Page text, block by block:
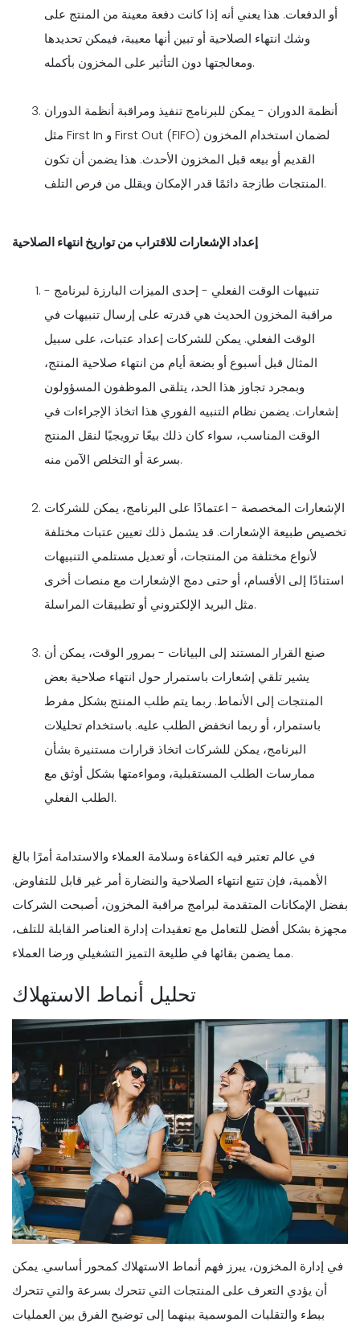
أو الدفعات. هذا يعني أنه إذا كانت دفعة معينة من المنتج على
وشك انتهاء الصلاحية أو تبين أنها معيبة، فيمكن تحديدها
ومعالجتها دون التأثير على المخزون بأكمله.
أنظمة الدوران - يمكن للبرنامج تنفيذ ومراقبة أنظمة الدوران
مثل First In و First Out (FIFO) لضمان استخدام المخزون
القديم أو بيعه قبل المخزون الأحدث. هذا يضمن أن تكون
المنتجات طازجة دائمًا قدر الإمكان ويقلل من فرص التلف.
إعداد الإشعارات للاقتراب من تواريخ انتهاء الصلاحية
- تنبيهات الوقت الفعلي - إحدى الميزات البارزة لبرنامج
مراقبة المخزون الحديث هي قدرته على إرسال تنبيهات في
الوقت الفعلي. يمكن للشركات إعداد عتبات، على سبيل
المثال قبل أسبوع أو بضعة أيام من انتهاء صلاحية المنتج،
وبمجرد تجاوز هذا الحد، يتلقى الموظفون المسؤولون
إشعارات. يضمن نظام التنبيه الفوري هذا اتخاذ الإجراءات في
الوقت المناسب، سواء كان ذلك بيعًا ترويجيًا لنقل المنتج
بسرعة أو التخلص الآمن منه.
الإشعارات المخصصة - اعتمادًا على البرنامج، يمكن للشركات
تخصيص طبيعة الإشعارات. قد يشمل ذلك تعيين عتبات مختلفة
لأنواع مختلفة من المنتجات، أو تعديل مستلمي التنبيهات
استنادًا إلى الأقسام، أو حتى دمج الإشعارات مع منصات أخرى
مثل البريد الإلكتروني أو تطبيقات المراسلة.
صنع القرار المستند إلى البيانات - بمرور الوقت، يمكن أن
يشير تلقي إشعارات باستمرار حول انتهاء صلاحية بعض
المنتجات إلى الأنماط. ربما يتم طلب المنتج بشكل مفرط
باستمرار، أو ربما انخفض الطلب عليه. باستخدام تحليلات
البرنامج، يمكن للشركات اتخاذ قرارات مستنيرة بشأن
ممارسات الطلب المستقبلية، ومواءمتها بشكل أوثق مع
الطلب الفعلي.
في عالم تعتبر فيه الكفاءة وسلامة العملاء والاستدامة أمرًا بالغ
الأهمية، فإن تتبع انتهاء الصلاحية والنضارة أمر غير قابل للتفاوض.
بفضل الإمكانات المتقدمة لبرامج مراقبة المخزون، أصبحت الشركات
مجهزة بشكل أفضل للتعامل مع تعقيدات إدارة العناصر القابلة للتلف،
مما يضمن بقائها في طليعة التميز التشغيلي ورضا العملاء.
تحليل أنماط الاستهلاك
في إدارة المخزون، يبرز فهم أنماط الاستهلاك كمحور أساسي. يمكن
أن يؤدي التعرف على المنتجات التي تتحرك بسرعة والتي تتحرك
ببطء والتقلبات الموسمية بينهما إلى توضيح الفرق بين العمليات